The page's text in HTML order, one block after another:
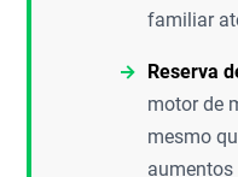
familiar
Reserva
motor de
mesmo
aumentos